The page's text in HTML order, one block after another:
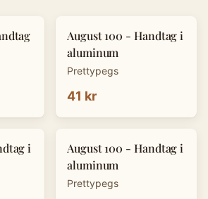
August 100 - Handtag i
aluminum
Prettypegs
41 kr
i
August 100 - Handtag i
aluminum
Prettypegs